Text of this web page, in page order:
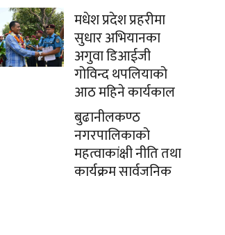
मधेश प्रदेश प्रहरीमा
सुधार अभियानका
अगुवा डिआईजी
गोविन्द थपलियाको
आठ महिने कार्यकाल
बुढानीलकण्ठ
नगरपालिकाको
महत्वाकांक्षी नीति तथा
कार्यक्रम सार्वजनिक